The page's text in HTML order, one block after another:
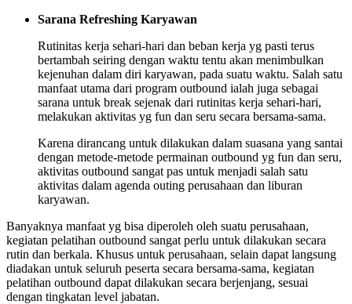
Sarana Refreshing Karyawan
Rutinitas kerja sehari-hari dan beban kerja yg pasti terus
bertambah seiring dengan waktu tentu akan menimbulkan
kejenuhan dalam diri karyawan, pada suatu waktu. Salah satu
manfaat utama dari program outbound ialah juga sebagai
sarana untuk break sejenak dari rutinitas kerja sehari-hari,
melakukan aktivitas yg fun dan seru secara bersama-sama.
Karena dirancang untuk dilakukan dalam suasana yang santai
dengan metode-metode permainan outbound yg fun dan seru,
aktivitas outbound sangat pas untuk menjadi salah satu
aktivitas dalam agenda outing perusahaan dan liburan
karyawan.
Banyaknya manfaat yg bisa diperoleh oleh suatu perusahaan,
kegiatan pelatihan outbound sangat perlu untuk dilakukan secara
rutin dan berkala. Khusus untuk perusahaan, selain dapat langsung
diadakan untuk seluruh peserta secara bersama-sama, kegiatan
pelatihan outbound dapat dilakukan secara berjenjang, sesuai
dengan tingkatan level jabatan.